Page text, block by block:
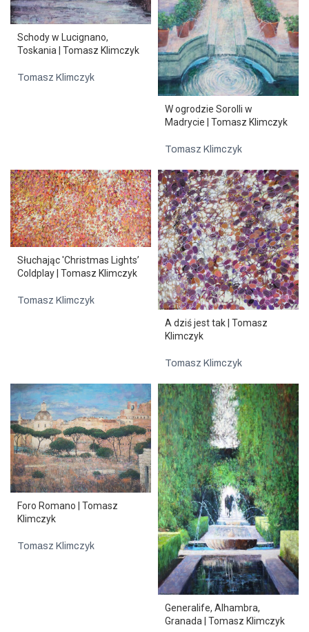
Schody w Lucignano,
Toskania | Tomasz Klimczyk
Tomasz Klimczyk
W ogrodzie Sorolli w
Madrycie | Tomasz Klimczyk
Tomasz Klimczyk
Słuchając 'Christmas Lights’
Coldplay | Tomasz Klimczyk
Tomasz Klimczyk
A dziś jest tak | Tomasz
Klimczyk
Tomasz Klimczyk
Foro Romano | Tomasz
Klimczyk
Tomasz Klimczyk
Generalife, Alhambra,
Granada | Tomasz Klimczyk